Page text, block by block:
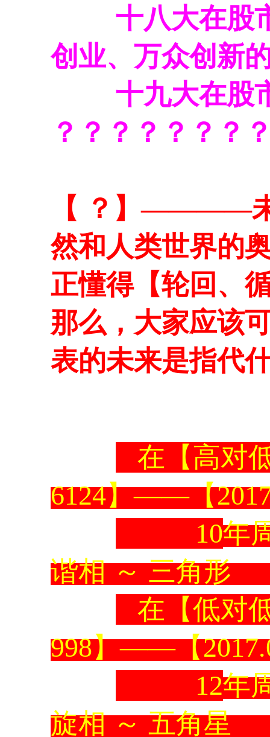
十八大在股市
创业、万众创新
十九大在股市
？？？？？？？
【 ？】————
然和人类世界的
正懂得【轮回、
那么，大家应该
表的未来是指代
在【高对
6124】——【
10年
谐相～三角
在【低对
998】——【
12年
旋相～五角